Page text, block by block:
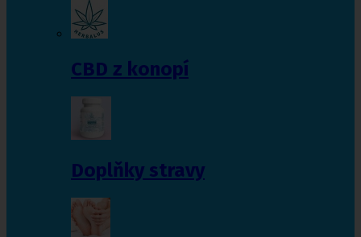
CBD z konopí
Doplňky stravy